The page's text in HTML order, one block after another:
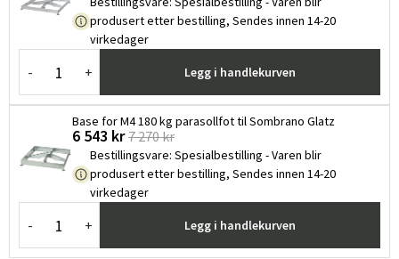
Sverige
Danmark
Norge
Suomi
produsert etter bestilling, Sendes innen 14-20
virkedager
- + Legg i handlekurven
Base for M4 180 kg parasollfot til Sombrano Glatz
6 543 kr 7 270 kr
Bestillingsvare: Spesialbestilling - Varen blir
produsert etter bestilling, Sendes innen 14-20
virkedager
- + Legg i handlekurven